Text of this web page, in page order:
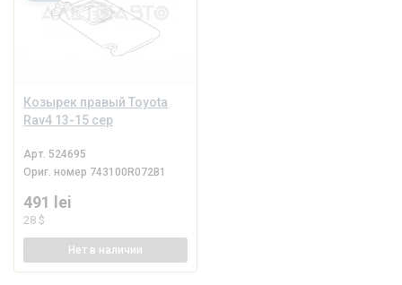
Козырек правый Toyota
Rav4 13-15 сер
Арт. 524695
Ориг. номер 743100R072B1
491 lei
28 $
Нет в наличии